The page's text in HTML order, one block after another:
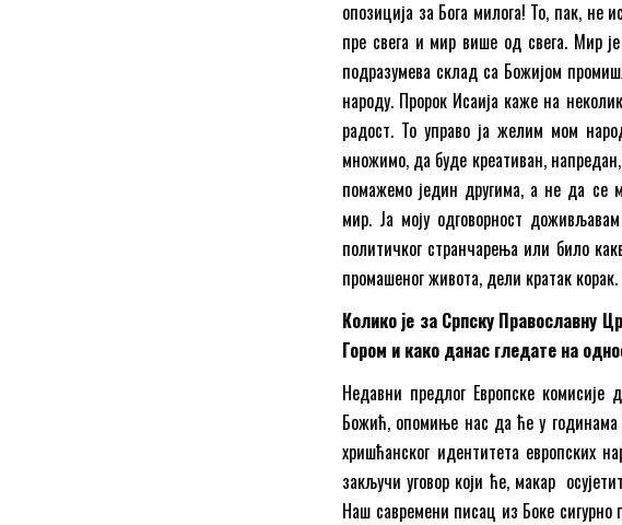
опозиција за Бога милога! То, пак, не
пре свега и мир више од свега. Мир
подразумева склад са Божијом
народу. Пророк Исаија каже на
радост. То управо ја желим мом
множимо, да буде креативан,
помажемо једин другима, а не да се
мир. Ја моју одговорност
политичког странчарења или било
промашеног живота, дели кратак корак.
Колико је за Српску Православну
Гором и како данас гледате на
Недавни предлог Европске комисије
Божић, опомиње нас да ће у годинама
хришћанског идентитета европских
закључи уговор који ће, макар
Наш савремени писац из Боке сигурно